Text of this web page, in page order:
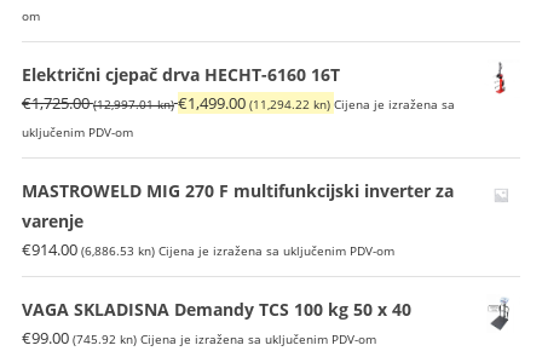
bila
je:
€149.00
kn).
je:
€129.00
(971.95
om
Električni cjepač drva HECHT-6160 16T
€1,725.00 (12,997.01 kn)Izvorna
bila
je:
(12,997.01
€1,499.00 (11,294.22 kn) Trenutna
je:
€1,499.00
Cijena je izražena sa
uključenim PDV-om
MASTROWELD MIG 270 F multifunkcijski inverter za
varenje
€914.00 (6,886.53 kn) Cijena je izražena sa uključenim PDV-om
VAGA SKLADISNA Demandy TCS 100 kg 50 x 40
€99.00 (745.92 kn) Cijena je izražena sa uključenim PDV-om